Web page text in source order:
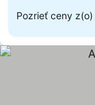
Pozrieť ceny z(o)